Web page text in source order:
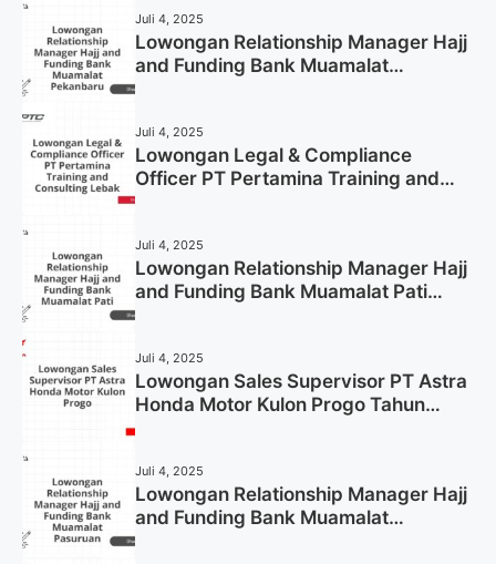
Juli 4, 2025
Lowongan Relationship Manager Hajj
and Funding Bank Muamalat
Juli 4, 2025
Lowongan Legal & Compliance
Officer PT Pertamina Training and
Juli 4, 2025
Lowongan Relationship Manager Hajj
and Funding Bank Muamalat Pati
Juli 4, 2025
Lowongan Sales Supervisor PT Astra
Honda Motor Kulon Progo Tahun
Juli 4, 2025
Lowongan Relationship Manager Hajj
and Funding Bank Muamalat